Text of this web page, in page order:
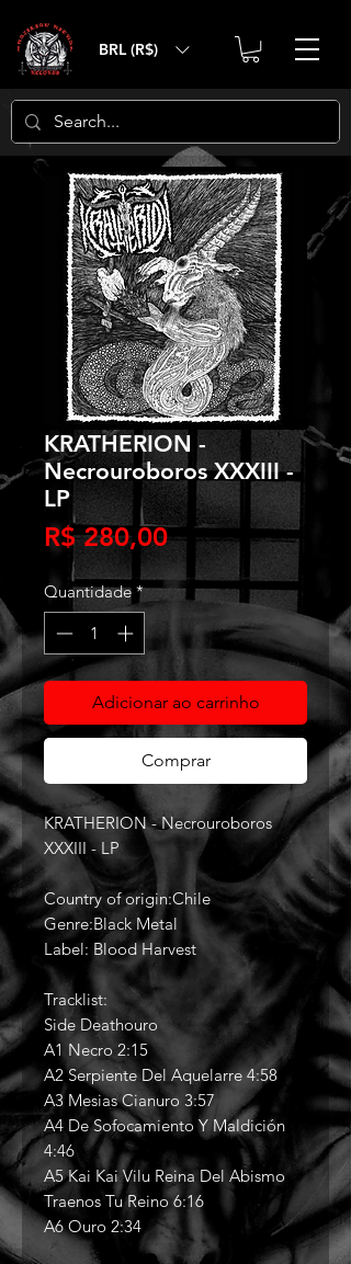
BRL (R$)
KRATHERION -
Necrouroboros XXXIII -
LP
R$ 280,00Preço
Quantidade *
Adicionar ao carrinho
Comprar
KRATHERION - Necrouroboros
XXXIII - LP
Country of origin:Chile
Genre:Black Metal
Label: Blood Harvest
Tracklist:
Side Deathouro
A1 Necro 2:15
A2 Serpiente Del Aquelarre 4:58
A3 Mesias Cianuro 3:57
A4 De Sofocamiento Y Maldición
4:46
A5 Kai Kai Vilu Reina Del Abismo
Traenos Tu Reino 6:16
A6 Ouro 2:34